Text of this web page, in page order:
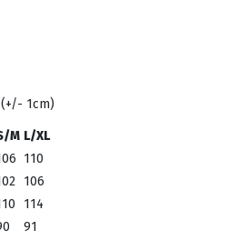
1cm)
M L/XL
110
106
114
91